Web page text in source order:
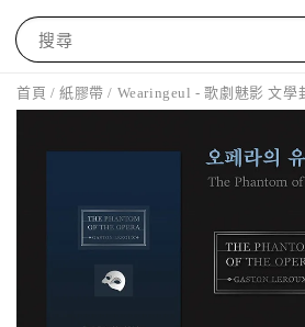
搜尋
首頁 /紙膠帶 / Wearingeul - 歌劇魅影 文學